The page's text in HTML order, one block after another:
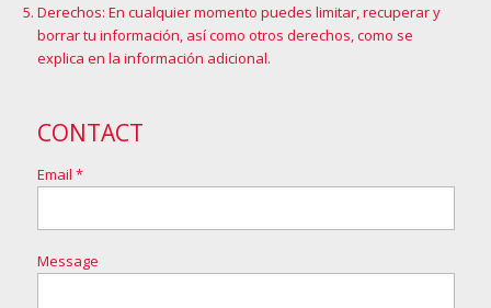
Derechos: En cualquier momento puedes limitar, recuperar y
borrar tu información, así como otros derechos, como se
explica en la información adicional.
CONTACT
Email *
Message